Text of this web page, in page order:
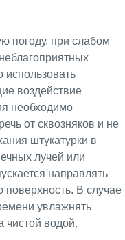
погоду, при слабом
воздействие
необходимо
от сквозняков и не
штукатурки в
лучей или
направлять
В случае
увлажнять
чистой водой.